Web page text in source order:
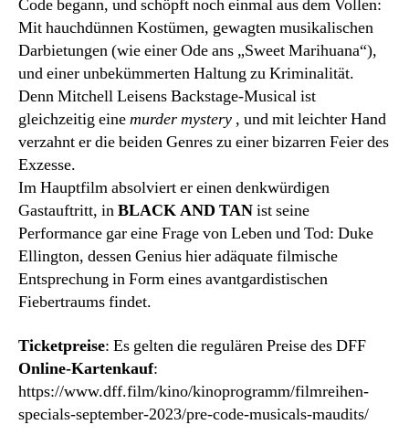
Code begann, und schöpft noch einmal aus dem Vollen:
Mit hauchdünnen Kostümen, gewagten musikalischen
Darbietungen (wie einer Ode ans „Sweet Marihuana“),
und einer unbekümmerten Haltung zu Kriminalität.
Denn Mitchell Leisens Backstage-Musical ist
gleichzeitig einemurder mystery , und mit leichter Hand
verzahnt er die beiden Genres zu einer bizarren Feier des
Exzesse.
Im Hauptfilm absolviert er einen denkwürdigen
Gastauftritt, inBLACK AND TANist seine
Performance gar eine Frage von Leben und Tod: Duke
Ellington, dessen Genius hier adäquate filmische
Entsprechung in Form eines avantgardistischen
Fiebertraums findet.
Ticketpreise: Es gelten die regulären Preise des DFF
Online-Kartenkauf:
https://www.dff.film/kino/kinoprogramm/filmreihen-
specials-september-2023/pre-code-musicals-maudits/